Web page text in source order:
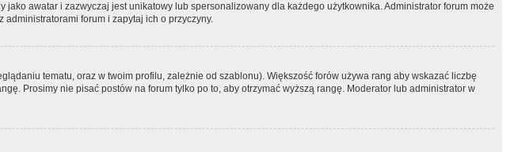
awatar i zazwyczaj jest unikatowy lub spersonalizowany dla każdego użytkownika. Administrator forum może
forum i zapytaj ich o przyczyny.
tematu, oraz w twoim profilu, zależnie od szablonu). Większość forów używa rang aby wskazać liczbę
Prosimy nie pisać postów na forum tylko po to, aby otrzymać wyższą rangę. Moderator lub administrator w